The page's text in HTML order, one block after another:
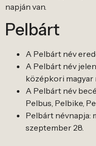
napján van.
Pelbárt
A Pelbárt név
A Pelbárt név
középkori magyar
A Pelbárt név
Pelbus, Pelbike,
Pelbárt névnapja:
szeptember 28.